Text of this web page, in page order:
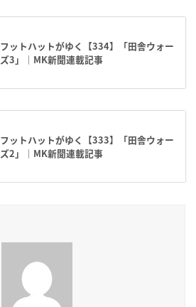
フットハットがゆく【334】「田舎ウォー
ズ3」｜MK新聞連載記事
フットハットがゆく【333】「田舎ウォー
ズ2」｜MK新聞連載記事